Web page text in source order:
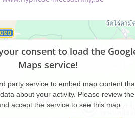
consent to load the
Maps service!
party service to embed map content
about your activity. Please review the
accept the service to see this map.